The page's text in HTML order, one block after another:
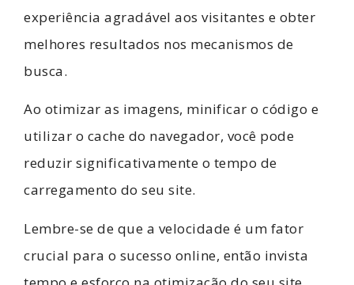
experiência agradável aos visitantes e obter
melhores resultados nos mecanismos de
busca.
Ao otimizar as imagens, minificar o código e
utilizar o cache do navegador, você pode
reduzir significativamente o tempo de
carregamento do seu site.
Lembre-se de que a velocidade é um fator
crucial para o sucesso online, então invista